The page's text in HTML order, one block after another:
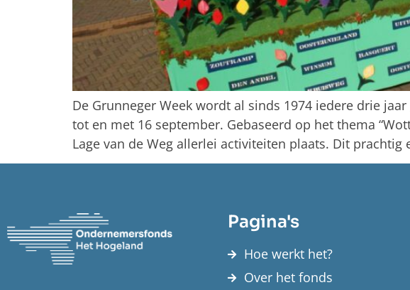
De Grunneger Week wordt al sinds 1974 iedere drie
tot en met 16 september. Gebaseerd op het thema
Lage van de Weg allerlei activiteiten plaats. Dit
Pagina's
Hoe werkt het?
Over het fonds